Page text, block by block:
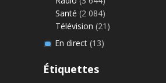
Santé (2 084)
Télévision (21)
En direct(13)
Étiquettes